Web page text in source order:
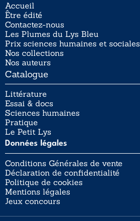
Accueil
Être édité
Contactez-nous
Les Plumes du Lys Bleu
Prix sciences humaines et sociales
Nos collections
Nos auteurs
Catalogue
Littérature
Essai & docs
Sciences humaines
Pratique
Le Petit Lys
Données légales
Conditions Générales de vente
Déclaration de confidentialité
Politique de cookies
Mentions légales
Jeux concours